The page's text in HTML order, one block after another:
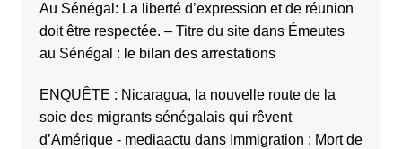
Au Sénégal: La liberté d’expression et de réunion
doit être respectée. – Titre du sitedans Émeutes
au Sénégal : le bilan des arrestations
ENQUÊTE : Nicaragua, la nouvelle route de la
soie des migrants sénégalais qui rêvent
d’Amérique - mediaactu dans Immigration : Mort de